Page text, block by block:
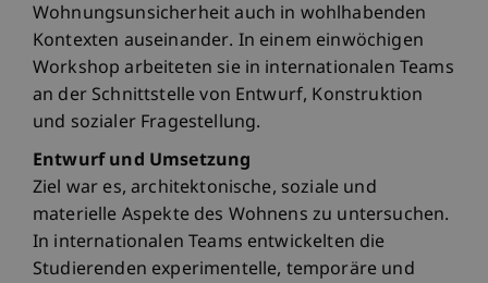
Wohnungsunsicherheit auch in wohlhabenden
Kontexten auseinander. In einem einwöchigen
Workshop arbeiteten sie in internationalen Teams
an der Schnittstelle von Entwurf, Konstruktion
und sozialer Fragestellung.
Entwurf und Umsetzung
Ziel war es, architektonische, soziale und
materielle Aspekte des Wohnens zu untersuchen.
In internationalen Teams entwickelten die
Studierenden experimentelle, temporäre und